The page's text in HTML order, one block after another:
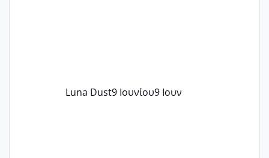
Luna Dust9 Ιουνίου9 Ιουν